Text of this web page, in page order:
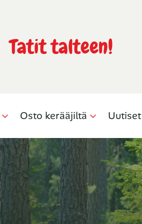
Tatit talteen!
Osto kerääjiltä Uutiset